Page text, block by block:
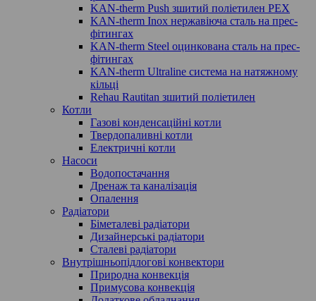
KAN-therm Push зшитий поліетилен PEX
KAN-therm Inox нержавіюча сталь на прес-
фітингах
KAN-therm Steel оцинкована сталь на прес-
фітингах
KAN-therm Ultraline система на натяжному
кільці
Rehau Rautitan зшитий поліетилен
Котли
Газові конденсаційні котли
Твердопаливні котли
Електричні котли
Насоси
Водопостачання
Дренаж та каналізація
Опалення
Радіатори
Біметалеві радіатори
Дизайнерські радіатори
Сталеві радіатори
Внутрішньопідлогові конвектори
Природна конвекція
Примусова конвекція